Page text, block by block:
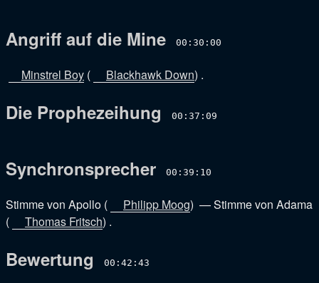
Angriff auf die Mine 00:30:00
Minstrel Boy ( Blackhawk Down) .
Die Prophezeihung 00:37:09
Synchronsprecher 00:39:10
Stimme von Apollo ( Philipp Moog) —Stimme von Adama
(
Thomas Fritsch) .
Bewertung 00:42:43